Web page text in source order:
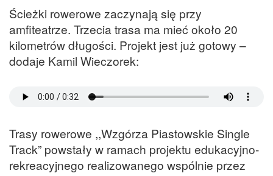
Ścieżki rowerowe zaczynają się przy
amfiteatrze. Trzecia trasa ma mieć około 20
kilometrów długości. Projekt jest już gotowy –
dodaje Kamil Wieczorek:
Trasy rowerowe ,,Wzgórza Piastowskie Single
Track” powstały w ramach projektu edukacyjno-
rekreacyjnego realizowanego wspólnie przez